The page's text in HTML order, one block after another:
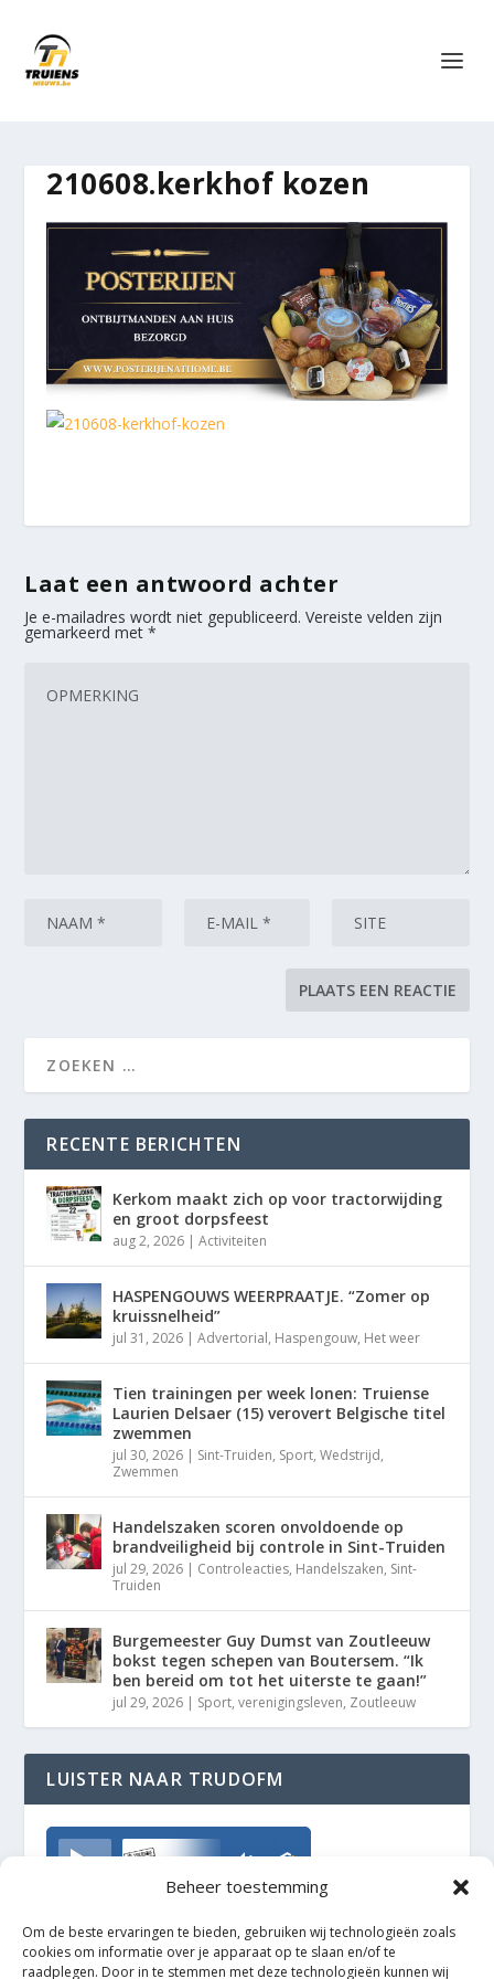
Beheer toestemming
Om de beste ervaringen te bieden, gebruiken wij technologieën zoals
cookies om informatie over je apparaat op te slaan en/of te
raadplegen. Door in te stemmen met deze technologieën kunnen wij
210608.kerkhof kozen
Laat een antwoord achter
Je e-mailadres wordt niet gepubliceerd. Vereiste velden zijn
gemarkeerd met*
RECENTE BERICHTEN
Kerkom maakt zich op voor tractorwijding
en groot dorpsfeest
aug 2, 2026 |Activiteiten
HASPENGOUWS WEERPRAATJE. “Zomer op
kruissnelheid”
jul 31, 2026 |Advertorial, Haspengouw, Het weer
Tien trainingen per week lonen: Truiense
Laurien Delsaer (15) verovert Belgische titel
zwemmen
jul 30, 2026 | Sint-Truiden, Sport,Wedstrijd,
Zwemmen
Handelszaken scoren onvoldoende op
brandveiligheid bij controle in Sint-Truiden
jul 29, 2026 | Controleacties, Handelszaken, Sint-
Truiden
Burgemeester Guy Dumst van Zoutleeuw
bokst tegen schepen van Boutersem. “Ik
ben bereid om tot het uiterste te gaan!”
jul 29, 2026 | Sport,verenigingsleven, Zoutleeuw
LUISTER NAAR TRUDOFM
TrudoFM